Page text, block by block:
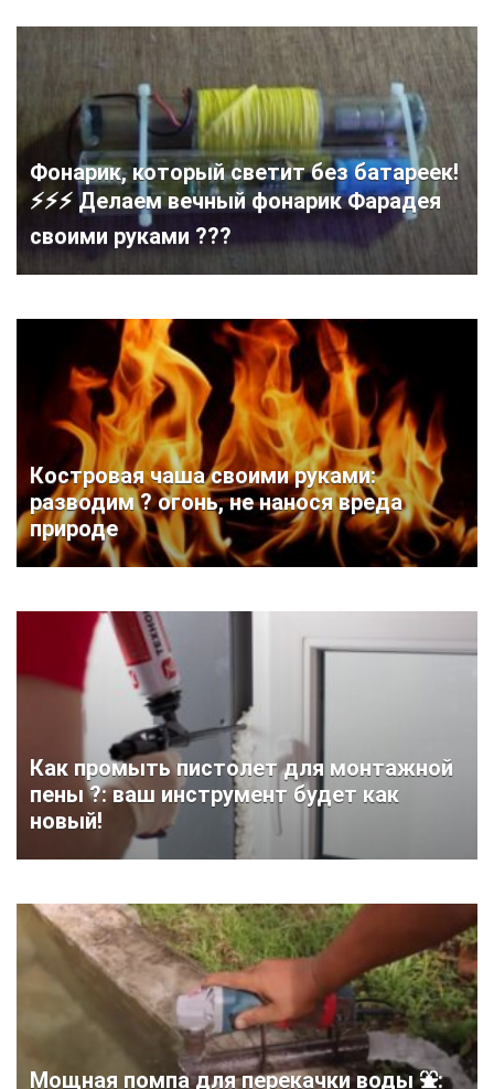
Фонарик, который светит без батареек!
⚡️⚡️⚡️ Делаем вечный фонарик Фарадея
своими руками ???
Костровая чаша своими руками:
разводим ? огонь, не нанося вреда
природе
Как промыть пистолет для монтажной
пены ?: ваш инструмент будет как
новый!
Мощная помпа для перекачки воды ⛲: